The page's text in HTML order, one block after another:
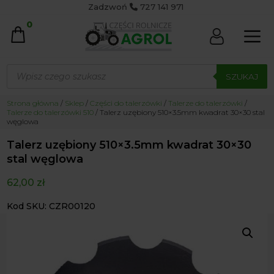
Zadzwoń 727 141 971
0
produktów SZUKAJ
Strona główna / Sklep /Części do talerzówki /Talerze do talerzówki /
Talerze do talerzówki 510 / Talerz uzębiony 510×3.5mm kwadrat 30×30 stal
węglowa
Talerz uzębiony 510×3.5mm kwadrat 30×30
stal węglowa
62,00 zł
Kod SKU: CZR00120